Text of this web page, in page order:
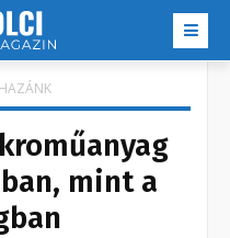
HAZÁNK
mint a